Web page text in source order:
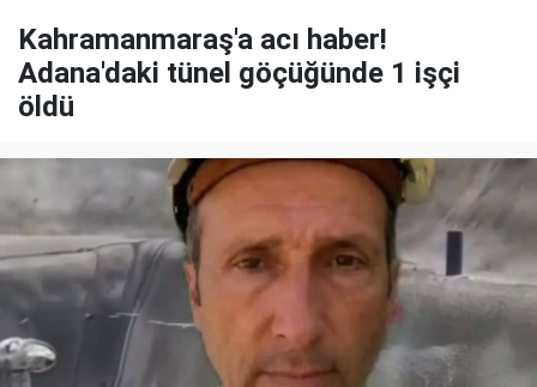
Kahramanmaraş'a acı haber!
Adana'daki tünel göçüğünde 1 işçi
öldü